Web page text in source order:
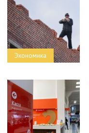
Экономика